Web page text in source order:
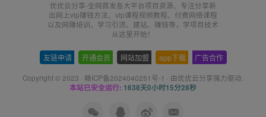
优优云分享-全网首发各大平台项目资源、专注分享新
出网上vip赚钱方法、vip课程视频教程、付费网络课程
以及网赚培训，学习引流、建站、赚钱等，学项目技术
从这里开始！
友链申请 开通会员 网站加盟 app下载 广告合作
Copyright © 2023 · 赣ICP备2024040251号-1 · 由优优云分享强力驱动.
本站已安全运行: 1638天0小时15分29秒